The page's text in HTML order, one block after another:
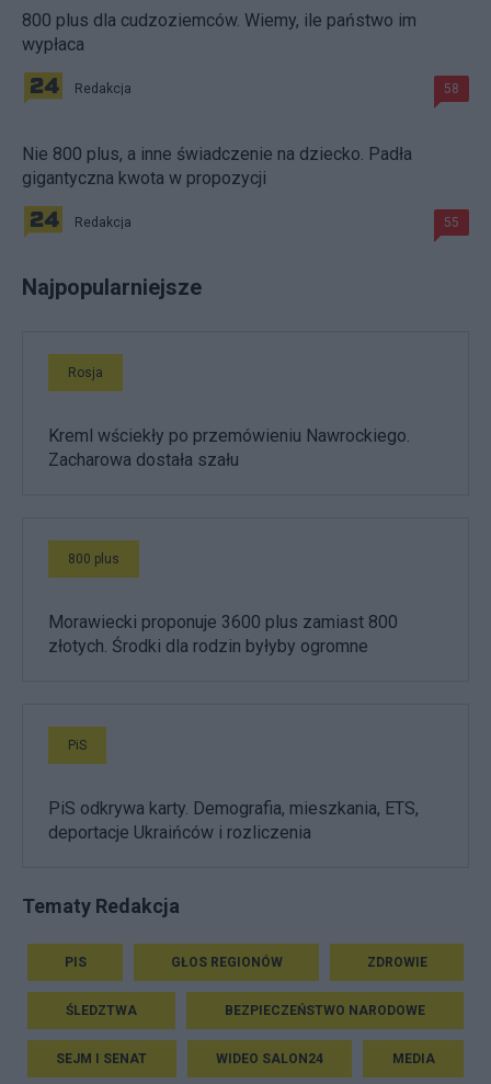
800 plus dla cudzoziemców. Wiemy, ile państwo im
wypłaca
Redakcja 58
Nie 800 plus, a inne świadczenie na dziecko. Padła
gigantyczna kwota w propozycji
Redakcja 55
Najpopularniejsze
Rosja
Kreml wściekły po przemówieniu Nawrockiego.
Zacharowa dostała szału
800 plus
Morawiecki proponuje 3600 plus zamiast 800
złotych. Środki dla rodzin byłyby ogromne
PiS
PiS odkrywa karty. Demografia, mieszkania, ETS,
deportacje Ukraińców i rozliczenia
Tematy Redakcja
PIS GŁOS REGIONÓW ZDROWIE
ŚLEDZTWA BEZPIECZEŃSTWO NARODOWE
SEJM I SENAT WIDEO SALON24 MEDIA